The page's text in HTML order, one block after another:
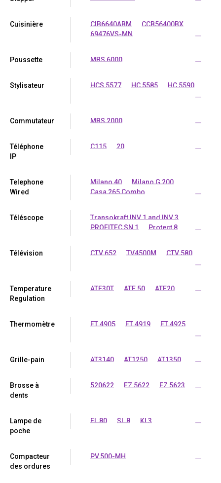
Cuisinière CIB6640ABM
CCB56400BX
69476VS-MN
...
Poussette MBS 6000 ...
Stylisateur HCS 5577 HC 5585
HC 5590
...
Commutateur MBS 2000 ...
Téléphone
IP
C115 20 ...
Telephone
Wired
Milano 40
Milano G 200
Casa 265 Combo
...
Téléscope
Transokraft INV 1 and INV 3
PROFITEC SN 1
Protect 8 ...
Télévision CTV 652 TV4500M
CTV 580
...
Temperature
Regulation
ATE30T ATE 50 ATE20 ...
Thermomètre FT 4905 FT 4919
FT 4925
...
Grille-pain AT3140 AT1250 AT1350 ...
Brosse à
dents
520622 EZ 5622 EZ 5623 ...
Lampe de
poche
FL 80 SL 8 KL3 ...
Compacteur
des ordures
PV.500-MH ...